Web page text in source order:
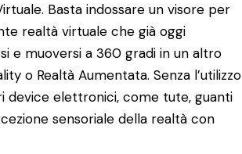
Basta indossare un visore per
realtà virtuale che già oggi
e muoversi a 360 gradi in un altro
o Realtà Aumentata. Senza l’utilizzo
device elettronici, come tute, guanti
sensoriale della realtà con